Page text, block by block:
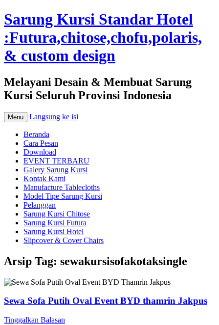
Sarung Kursi Standar Hotel
:Futura,chitose,chofu,polaris,
& custom design
Melayani Desain & Membuat Sarung
Kursi Seluruh Provinsi Indonesia
Menu Langsung ke isi
Beranda
Cara Pesan
Download
EVENT TERBARU
Galery Sarung Kursi
Kontak Kami
Manufacture Tablecloths
Model Tipe Sarung Kursi
Pelanggan
Sarung Kursi Chitose
Sarung Kursi Futura
Sarung Kursi Hotel
Slipcover & Cover Chairs
Arsip Tag: sewakursisofakotaksingle
Sewa Sofa Putih Oval Event BYD thamrin Jakpus
Tinggalkan Balasan